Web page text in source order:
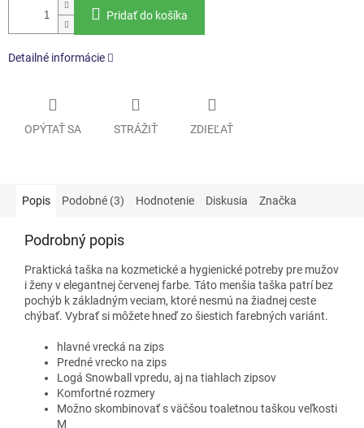
Pridať do košíka
Detailné informácie
OPÝTAŤ SA STRÁŽIŤ ZDIEĽAŤ
Popis Podobné (3) Hodnotenie Diskusia Značka
Podrobný popis
Praktická taška na kozmetické a hygienické potreby pre mužov
i ženy v elegantnej červenej farbe. Táto menšia taška patrí bez
pochýb k základným veciam, ktoré nesmú na žiadnej ceste
chýbať. Vybrať si môžete hneď zo šiestich farebných variánt.
hlavné vrecká na zips
Predné vrecko na zips
Logá Snowball vpredu, aj na tiahlach zipsov
Komfortné rozmery
Možno skombinovať s väčšou toaletnou taškou veľkosti
M